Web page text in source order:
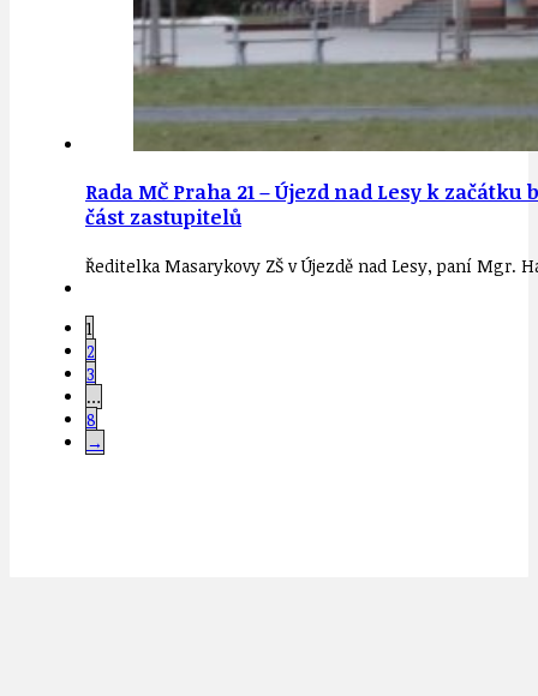
Rada MČ Praha 21 – Újezd nad Lesy k
část zastupitelů
Ředitelka Masarykovy ZŠ v Újezdě nad Lesy, paní Mgr.
1
2
3
…
8
→